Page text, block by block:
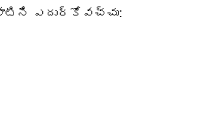
ఎదుర్కోవచ్చు: